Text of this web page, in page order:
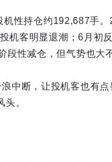
性持仓约192,687手
机客明显退潮；6月初
性减仓，但气势也大
中断，让投机客也有
。